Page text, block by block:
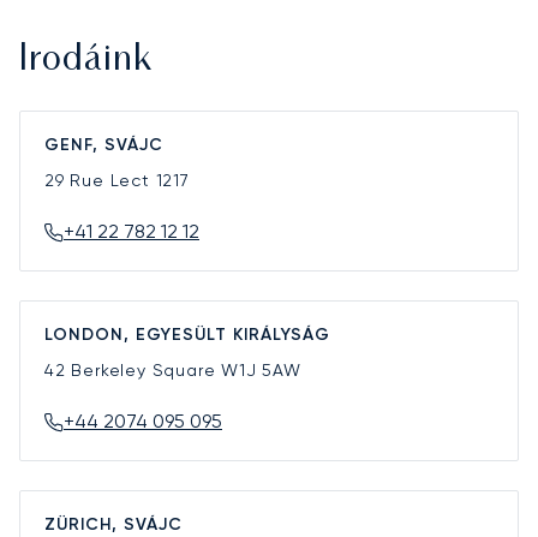
Irodáink
GENF, SVÁJC
29 Rue Lect 1217
+41 22 782 12 12
LONDON, EGYESÜLT KIRÁLYSÁG
42 Berkeley SquareW1J 5AW
+44 2074 095 095
ZÜRICH, SVÁJC